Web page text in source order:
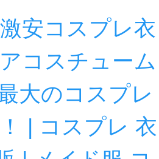
安コスプレ衣
コスチューム
大のコスプレ
| コスプレ 衣